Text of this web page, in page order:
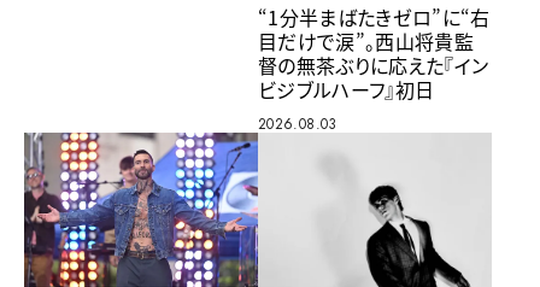
“1分半まばたきゼロ”に“右
目だけで涙”。西山将貴監
督の無茶ぶりに応えた『イン
ビジブルハーフ』初日
2026.08.03